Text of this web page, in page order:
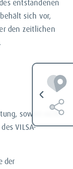
entstandenen
sich vor,
den zeitlichen
soweit nicht
VILSA-
der